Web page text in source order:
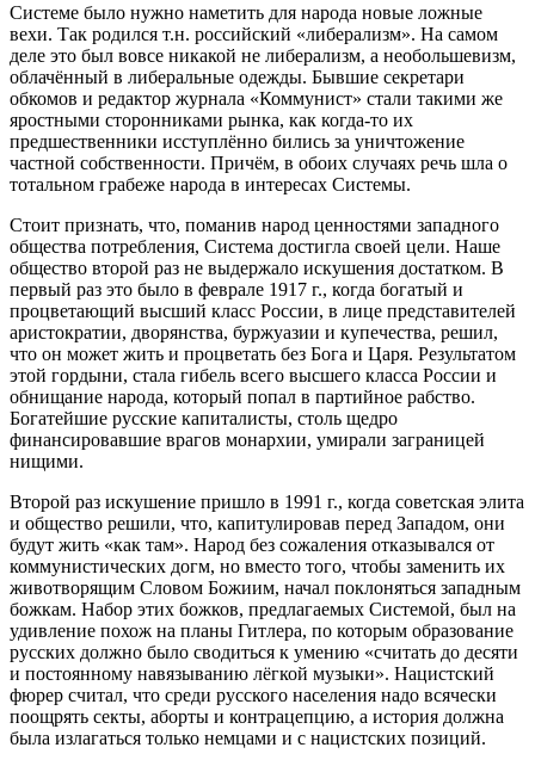
Системе было нужно наметить для народа новые ложные
вехи. Так родился т.н. российский «либерализм». На самом
деле это был вовсе никакой не либерализм, а необольшевизм,
облачённый в либеральные одежды. Бывшие секретари
обкомов и редактор журнала «Коммунист» стали такими же
яростными сторонниками рынка, как когда-то их
предшественники исступлённо бились за уничтожение
частной собственности. Причём, в обоих случаях речь шла о
тотальном грабеже народа в интересах Системы.
Стоит признать, что, поманив народ ценностями западного
общества потребления, Система достигла своей цели. Наше
общество второй раз не выдержало искушения достатком. В
первый раз это было в феврале 1917 г., когда богатый и
процветающий высший класс России, в лице представителей
аристократии, дворянства, буржуазии и купечества, решил,
что он может жить и процветать без Бога и Царя. Результатом
этой гордыни, стала гибель всего высшего класса России и
обнищание народа, который попал в партийное рабство.
Богатейшие русские капиталисты, столь щедро
финансировавшие врагов монархии, умирали заграницей
нищими.
Второй раз искушение пришло в 1991 г., когда советская элита
и общество решили, что, капитулировав перед Западом, они
будут жить «как там». Народ без сожаления отказывался от
коммунистических догм, но вместо того, чтобы заменить их
животворящим Словом Божиим, начал поклоняться западным
божкам. Набор этих божков, предлагаемых Системой, был на
удивление похож на планы Гитлера, по которым образование
русских должно было сводиться к умению «считать до десяти
и постоянному навязыванию лёгкой музыки». Нацистский
фюрер считал, что среди русского населения надо всячески
поощрять секты, аборты и контрацепцию, а история должна
была излагаться только немцами и с нацистских позиций.